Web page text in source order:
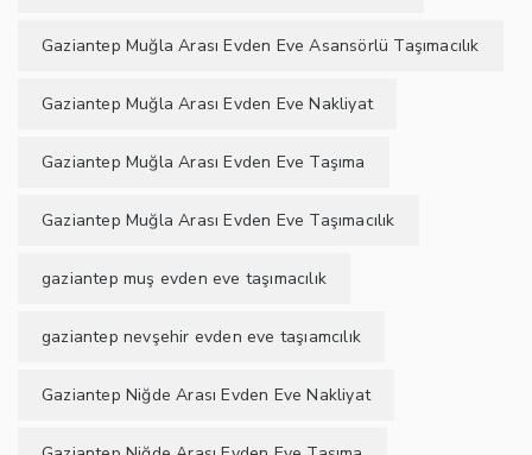
Gaziantep Muğla Arası Evden Eve Asansörlü Taşımacılık
Gaziantep Muğla Arası Evden Eve Nakliyat
Gaziantep Muğla Arası Evden Eve Taşıma
Gaziantep Muğla Arası Evden Eve Taşımacılık
gaziantep muş evden eve taşımacılık
gaziantep nevşehir evden eve taşıamcılık
Gaziantep Niğde Arası Evden Eve Nakliyat